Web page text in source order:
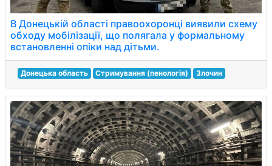
В Донецькій області правоохоронці виявили схему
обходу мобілізації, що полягала у формальному
встановленні опіки над дітьми.
Донецька область Стримування (пенологія) Злочин